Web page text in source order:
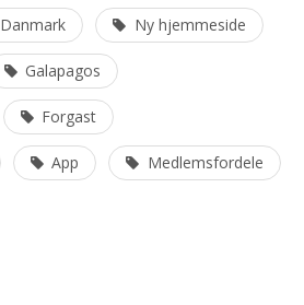
Danmark Ny hjemmeside
Galapagos
Forgast
App Medlemsfordele